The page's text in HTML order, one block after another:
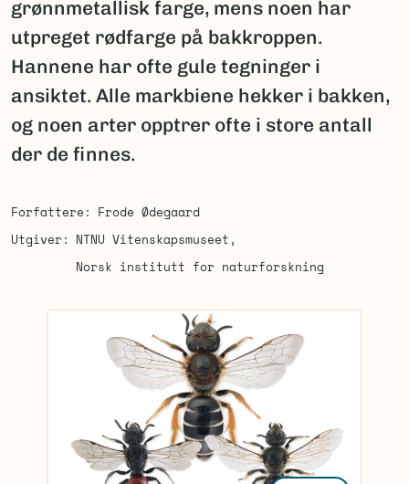
grønnmetallisk farge, mens noen har
utpreget rødfarge på bakkroppen.
Hannene har ofte gule tegninger i
ansiktet. Alle markbiene hekker i bakken,
og noen arter opptrer ofte i store antall
der de finnes.
Forfattere
Frode Ødegaard
Utgiver
NTNU Vitenskapsmuseet
Norsk institutt for naturforskning